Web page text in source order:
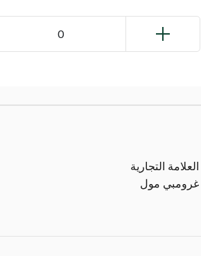
0
العلامة التجارية
غرومبي مول